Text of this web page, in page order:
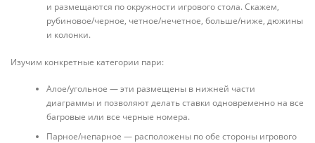
и размещаются по окружности игрового стола. Скажем,
рубиновое/черное, четное/нечетное, больше/ниже, дюжины
и колонки.
Изучим конкретные категории пари:
Алое/угольное — эти размещены в нижней части
диаграммы и позволяют делать ставки одновременно на все
багровые или все черные номера.
Парное/непарное — расположены по обе стороны игрового